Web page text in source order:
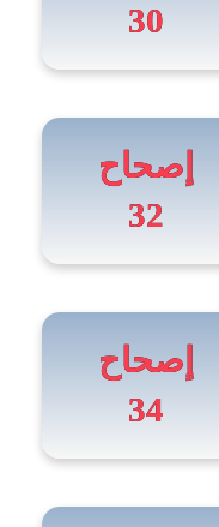
30
إصحاح
32
إصحاح
34